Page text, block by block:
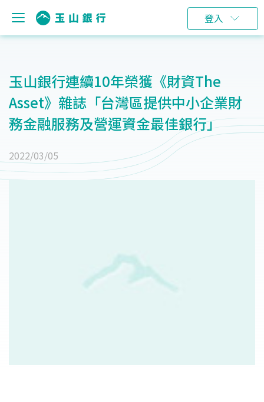
登入
玉山銀行連續10年榮獲《財資The
Asset》雜誌「台灣區提供中小企業財
務金融服務及營運資金最佳銀行」
2022/03/05